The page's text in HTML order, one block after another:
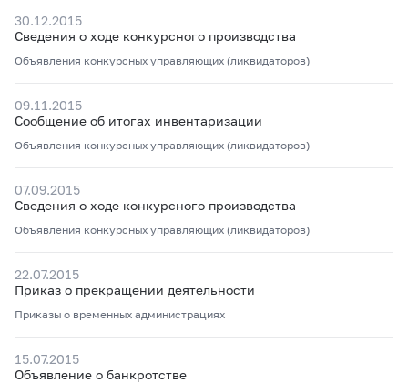
30.12.2015
Сведения о ходе конкурсного производства
Объявления конкурсных управляющих (ликвидаторов)
09.11.2015
Сообщение об итогах инвентаризации
Объявления конкурсных управляющих (ликвидаторов)
07.09.2015
Сведения о ходе конкурсного производства
Объявления конкурсных управляющих (ликвидаторов)
22.07.2015
Приказ о прекращении деятельности
Приказы о временных администрациях
15.07.2015
Объявление о банкротстве